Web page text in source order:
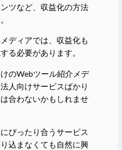
ツなど、収益化の方法
ディアでは、収益化も
る必要があります。
のWebツール紹介メデ
人向けサービスばかり
合わないかもしれませ
ぴったり合うサービス
込まなくても自然に興